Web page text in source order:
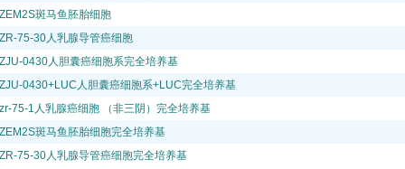
ZEM2S斑马鱼胚胎细胞
ZR-75-30人乳腺导管癌细胞
ZJU-0430人胆囊癌细胞系完全培养基
ZJU-0430+LUC人胆囊癌细胞系+LUC完全培养基
zr-75-1人乳腺癌细胞 （非三阴）完全培养基
ZEM2S斑马鱼胚胎细胞完全培养基
ZR-75-30人乳腺导管癌细胞完全培养基